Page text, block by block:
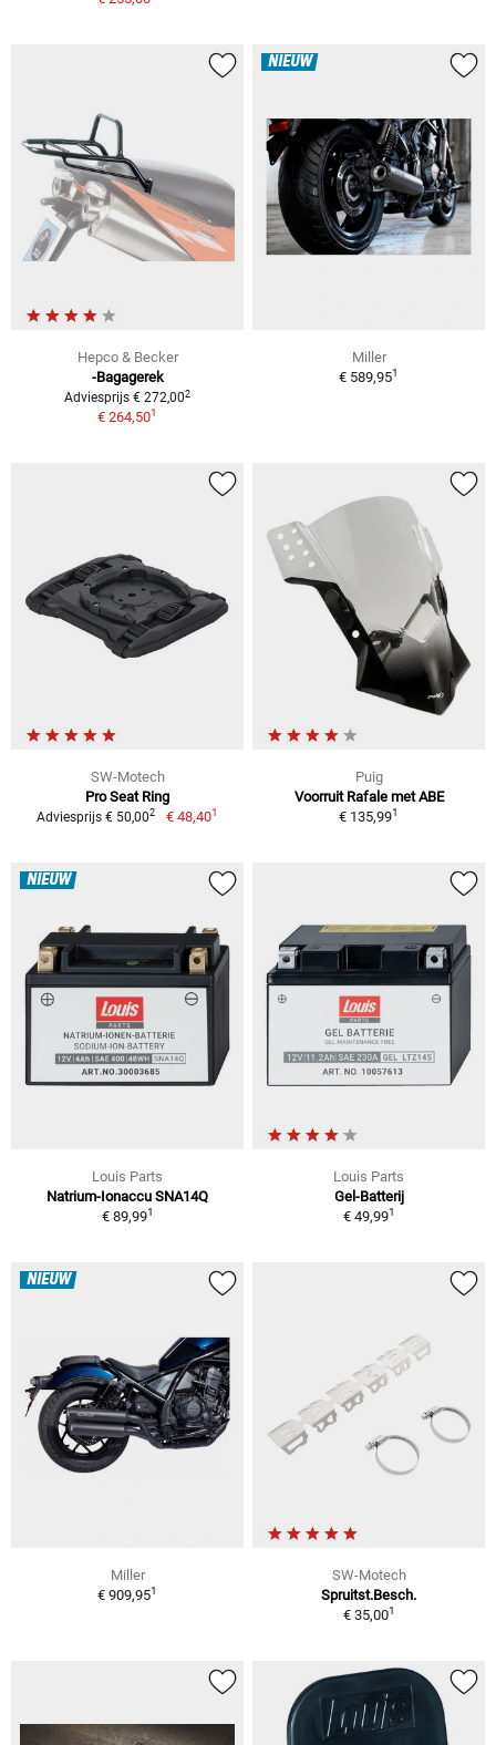
Hepco & Becker
-Bagagerek
Adviesprijs € 272,002
€ 264,501
NIEUW
Miller
€ 589,951
SW-Motech
Pro Seat Ring
Adviesprijs € 50,002 € 48,401
Puig
Voorruit Rafale met ABE
€ 135,991
NIEUW
Louis Parts
Natrium-Ionaccu SNA14Q
€ 89,991
Louis Parts
Gel-Batterij
€ 49,991
NIEUW
Miller
€ 909,951
SW-Motech
Spruitst.Besch.
€ 35,001